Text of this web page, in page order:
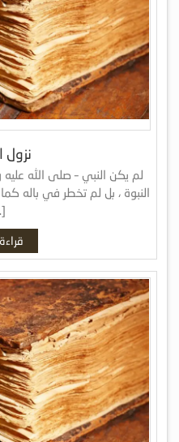
لم يكن النبي – صلى الله
النبوة ، بل لم تخطر في باله